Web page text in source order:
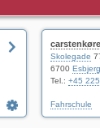
Skolegade
6700 Esbjerg
Tel.: +45
Fahrschule